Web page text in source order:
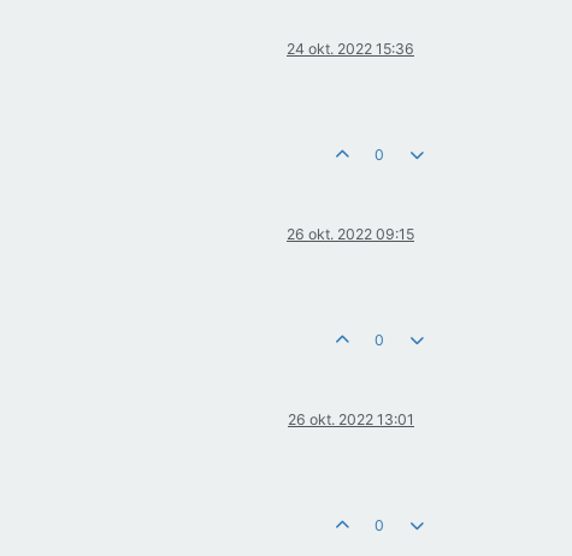
24 okt. 2022 15:36
0
26 okt. 2022 09:15
0
26 okt. 2022 13:01
0